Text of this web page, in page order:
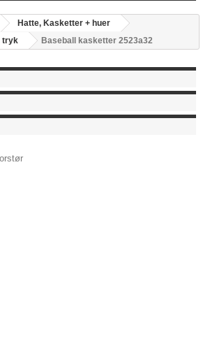
Hatte, Kasketter + huer
tryk
Baseball kasketter 2523a32